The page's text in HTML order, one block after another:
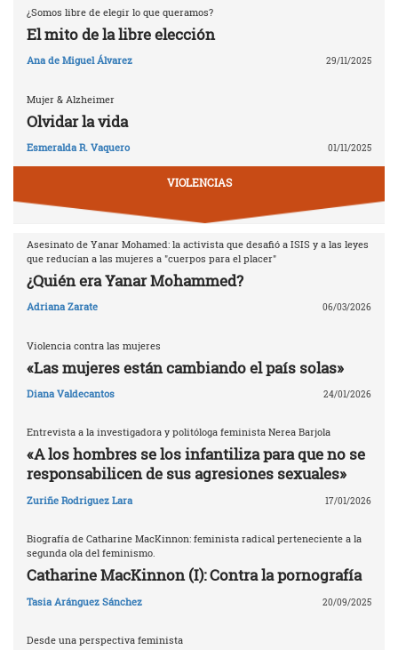
¿Somos libre de elegir lo que queramos?
El mito de la libre elección
Ana de Miguel Álvarez 29/11/2025
Mujer & Alzheimer
Olvidar la vida
Esmeralda R. Vaquero 01/11/2025
VIOLENCIAS
Asesinato de Yanar Mohamed: la activista que desafió a ISIS y a las leyes
que reducían a las mujeres a "cuerpos para el placer"
¿Quién era Yanar Mohammed?
Adriana Zarate 06/03/2026
Violencia contra las mujeres
«Las mujeres están cambiando el país solas»
Diana Valdecantos 24/01/2026
Entrevista a la investigadora y politóloga feminista Nerea Barjola
«A los hombres se los infantiliza para que no se
responsabilicen de sus agresiones sexuales»
Zuriñe Rodriguez Lara 17/01/2026
Biografía de Catharine MacKinnon: feminista radical perteneciente a la
segunda ola del feminismo.
Catharine MacKinnon (I): Contra la pornografía
Tasia Aránguez Sánchez 20/09/2025
Desde una perspectiva feminista